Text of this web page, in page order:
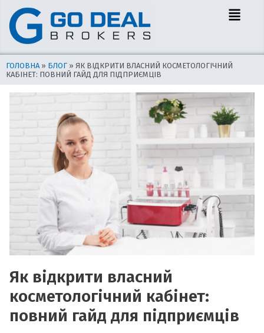
Перейти
до
вмісту
Menu
ГОЛОВНА » БЛОГ » ЯК ВІДКРИТИ ВЛАСНИЙ КОСМЕТОЛОГІЧНИЙ
КАБІНЕТ: ПОВНИЙ ГАЙД ДЛЯ ПІДПРИЄМЦІВ
Як відкрити власний
косметологічний кабінет:
повний гайд для підприємців
Навігація
по
запису